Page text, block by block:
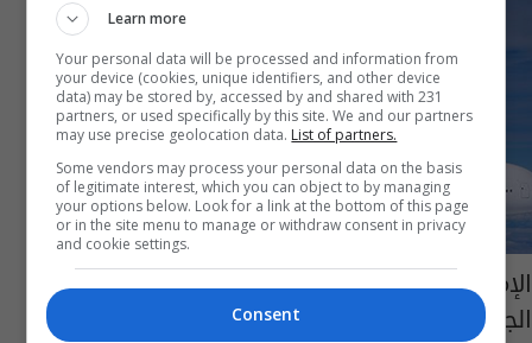
الإمارات تتخذ إجراءات احترازية بشأن رحلاتها
الجوية
Learn more
Your personal data will be processed and information from
your device (cookies, unique identifiers, and other device
data) may be stored by, accessed by and shared with 231
partners, or used specifically by this site. We and our partners
may use precise geolocation data. List of partners.
Some vendors may process your personal data on the basis
of legitimate interest, which you can object to by managing
your options below. Look for a link at the bottom of this page
or in the site menu to manage or withdraw consent in privacy
and cookie settings.
Consent